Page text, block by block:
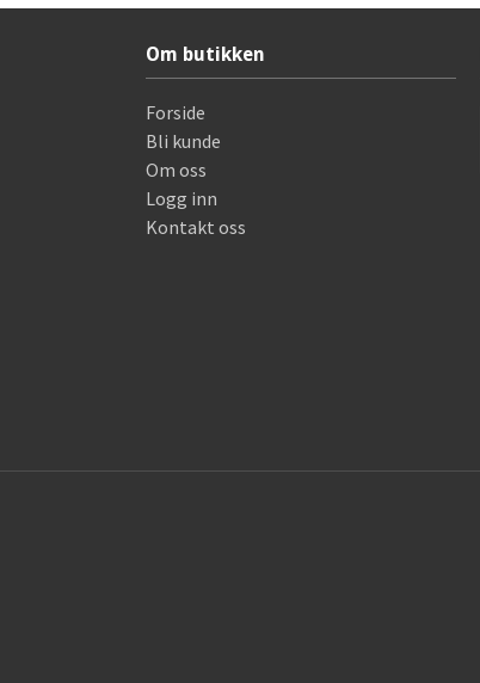
Om butikken
Forside
Bli kunde
Om oss
Logg inn
Kontakt oss